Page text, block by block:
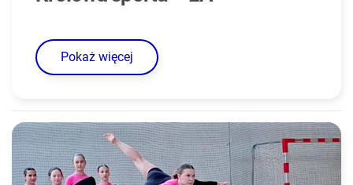
Pokaż więcej